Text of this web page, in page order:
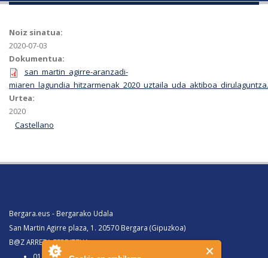
Noiz sinatua:
2020-07-03
Dokumentua:
san_martin_agirre-aranzadi-
Urtea:
2020
Castellano
Bergara.eus - Bergarako Udala
San Martin Agirre plaza, 1. 20570 Bergara (Gipuzkoa)
B@Z ARRETA ZERBITZUA: